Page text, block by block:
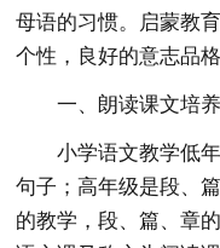
母语的习惯。启蒙教
个性，良好的意志品
一、朗读课文培
小学语文教学低
句子；高年级是段、
的教学，段、篇、章